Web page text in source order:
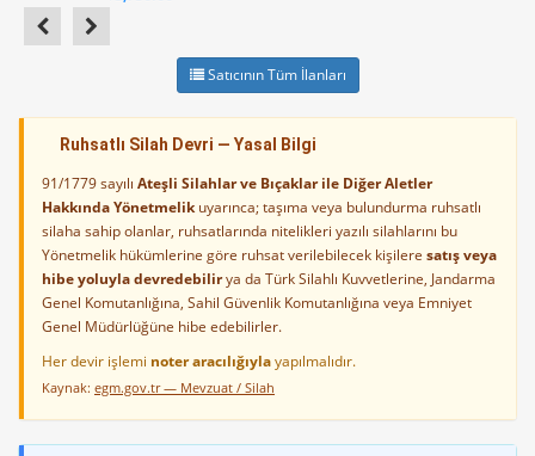
Satıcının Tüm İlanları
Ruhsatlı Silah Devri — Yasal Bilgi
91/1779 sayılı Ateşli Silahlar ve Bıçaklar ile Diğer Aletler
Hakkında Yönetmelikuyarınca; taşıma veya bulundurma ruhsatlı
silaha sahip olanlar, ruhsatlarında nitelikleri yazılı silahlarını bu
Yönetmelik hükümlerine göre ruhsat verilebilecek kişilere satış veya
hibe yoluyla devredebilirya da Türk Silahlı Kuvvetlerine, Jandarma
Genel Komutanlığına, Sahil Güvenlik Komutanlığına veya Emniyet
Genel Müdürlüğüne hibe edebilirler.
Her devir işlemi noter aracılığıylayapılmalıdır.
Kaynak: egm.gov.tr — Mevzuat / Silah